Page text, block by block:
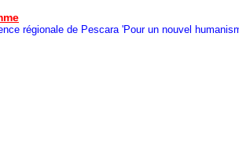
de Pescara 'Pour un nouvel